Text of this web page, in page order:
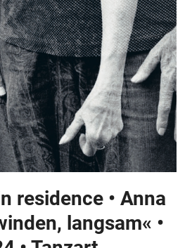
residence • Anna
langsam« •